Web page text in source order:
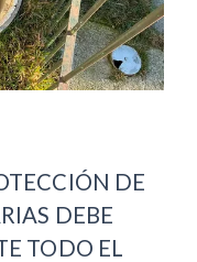
DE
DEBE
TODO EL